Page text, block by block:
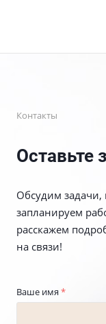
Контакты
Оставьте
Обсудим
запланируем
расскажем
на связи!
Ваше имя *